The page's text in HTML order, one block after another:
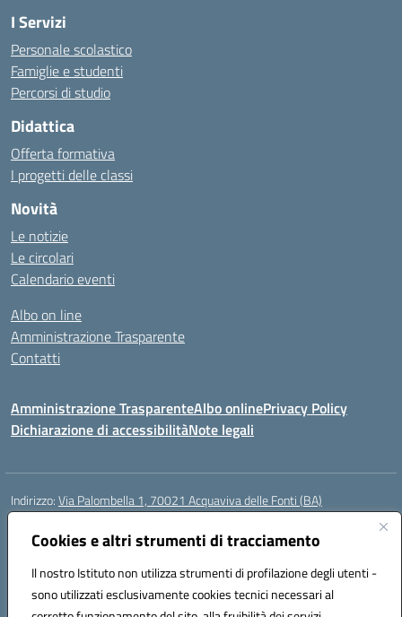
Cookies e altri strumenti di tracciamento
Il nostro Istituto non utilizza strumenti di profilazione degli utenti -
sono utilizzati esclusivamente cookies tecnici necessari al
I Servizi
Personale scolastico
Famiglie e studenti
Percorsi di studio
Didattica
Offerta formativa
I progetti delle classi
Novità
Le notizie
Le circolari
Calendario eventi
Albo on line
Amministrazione Trasparente
Contatti
Amministrazione TrasparenteAlbo onlinePrivacy Policy
Dichiarazione di accessibilitàNote legali
Indirizzo:Via Palombella 1, 70021 Acquaviva delle Fonti (BA)
Centralino:
Posta elettronica certificata (PEC):baic89400e@pec.istruzione.it
Codice fiscale: 91121590722
Codice meccanografico:baic89400e
Codice Indice delle Pubbliche Amministrazioni (IPA): icddagio